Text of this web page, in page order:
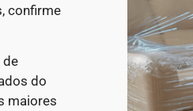
confirme
de
do
maiores